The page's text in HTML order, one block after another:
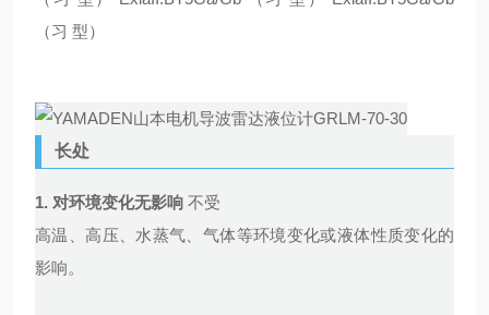
（习 型）
长处
1. 对环境变化无影响 不受
高温、高压、水蒸气、气体等环境变化或液体性质变化的
影响。